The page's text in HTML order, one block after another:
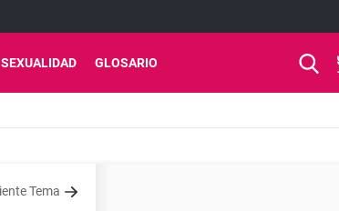
SEXUALIDAD GLOSARIO
Tema